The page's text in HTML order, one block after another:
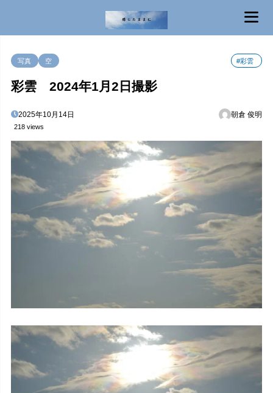
写真 空 #彩雲
彩雲 2024年1月2日撮影
2025年10月14日 朝倉 俊明
218 views